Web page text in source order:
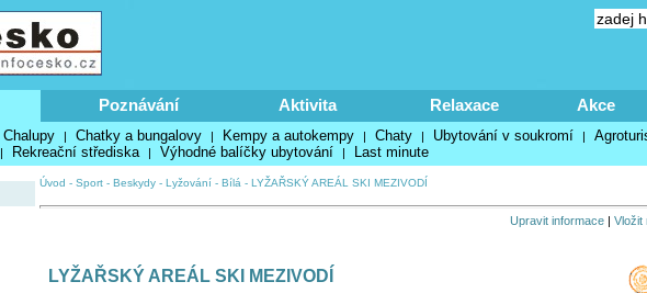
Poznávání Aktivita Relaxace Akce
Chalupy | Chatky a bungalovy | Kempy a autokempy | Chaty | Ubytování v soukromí |
| Rekreační střediska | Výhodné balíčky ubytování | Last minute
Úvod - Sport- Beskydy- Lyžování- Bílá - LYŽAŘSKÝ AREÁL SKI MEZIVODÍ
Upravit informace| Vložit
LYŽAŘSKÝ AREÁL SKI MEZIVODÍ